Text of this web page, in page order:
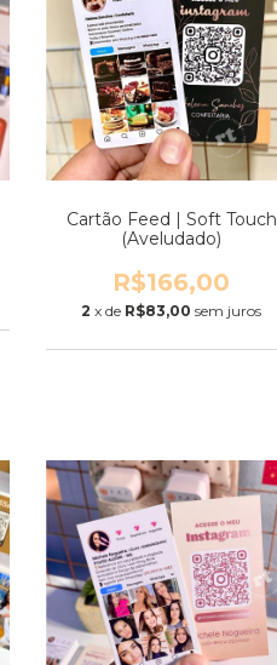
Cartão Feed | Soft Touch
(Aveludado)
R$166,00
2 x de R$83,00 sem juros